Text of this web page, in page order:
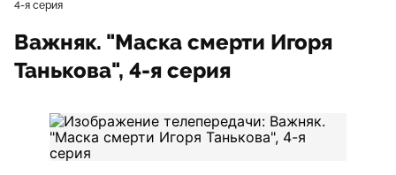
4-я серия
Важняк. "Маска смерти Игоря
Танькова", 4-я серия